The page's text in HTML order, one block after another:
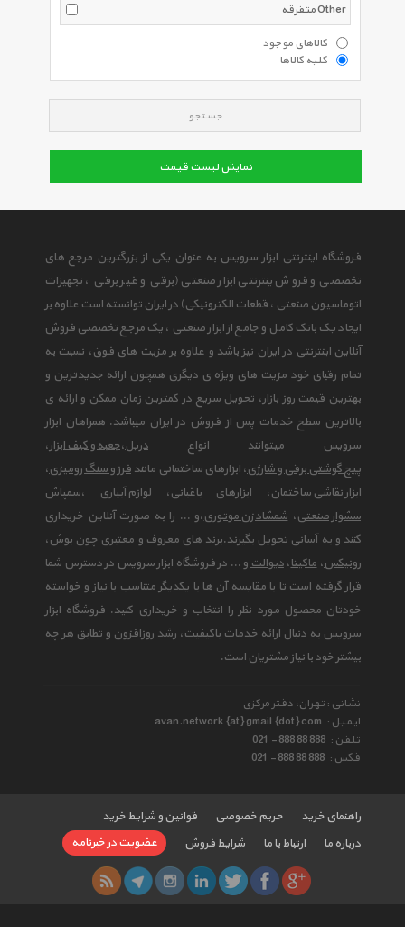
متفرقه Other
کالاهای موجود
کلیه کالاها
جستجو
نمایش لیست قیمت
فروشگاه اینترنتی ابزار سرویس به عنوان یکی از بزرگترین مرجع های
تخصصی و فروش ینترنتی ابزار صنعتی (برقی و غیر برقی ، تجهیزات
اتوماسیون صنعتی ، قطعات الکترونیکی) در ایران توانسته است علاوه بر
ایجاد یک بانک کامل و جامع از ابزار صنعتی ، یک مرجع تخصصی فروش
آنلاین اینترنتی در ایران نیز باشد و علاوه بر مزیت های فوق، نسبت به
تمام رقبای خود مزیت های ویژه ی دیگری همچون ارائه جدیدترین و
بهترین قیمت روز بازار، تحویل سریع در کمترین زمان ممکن و ارائه ی
بالاترین سطح خدمات پس از فروش در ایران میباشد. همراهان ابزار
سرویس میتوانند انواع دریل،جعبه و کیف ابزار،
پیچ گوشتی برقی و شارژی، ابزارهای ساختمانی مانند فرز و سنگ رومیزی،
ابزار نقاشی ساختمان، ابزارهای باغبانی،لوازم آبیاری ،سمپاش
سشوار صنعتی،شمشاد زن موتوری،و ... را به صورت آنلاین خریداری
کنند و به آسانی تحویل بگیرند.برند های معروف و معتبری چون بوش،
رونیکس،ماکیتا،دیوالتو ... در فروشگاه ابزار سرویس در دسترس شما
قرار گرفته است تا با مقایسه آن ها با یکدیگر متناسب با نیاز و خواسته
خودتان محصول مورد نظر را انتخاب و خریداری کنید. فروشگاه ابزار
سرویس به دنبال ارائه خدمات باکیفیت، رشد روزافزون و تطابق هر چه
بیشتر خود با نیاز مشتریان است.
نشانی : تهران، دفتر مرکزی
ایمیل : avan.network {at} gmail {dot} com
تلفن : 021 - 888 88 888
فکس : 021 - 888 88 888
راهنمای خرید حریم خصوصی
قوانین و شرایط خرید
درباره ما
ارتباط با ما شرایط فروش عضویت در خبرنامه